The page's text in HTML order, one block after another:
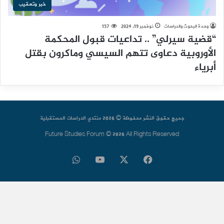
خبر وتعقيب
وحدة البحوث والدراسات نوفمبر 19, 2024 157
“قضية سيرلي” .. تداعيات قبول المحكمة
الأوروبية دعاوى تتهم السيسي وماكرون بقتل
أبرياء
جميع حقوق النشر محفوظة © 2026 منتدي الدراسات المستقبلية
Future Studies Forum © 2026 All Rights Reserved
فيسبوك ‫YouTube